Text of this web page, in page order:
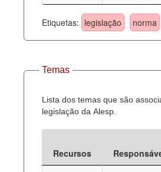
Etiquetas: legislação norma
Temas
Lista dos temas que são
legislação da Alesp.
Recursos